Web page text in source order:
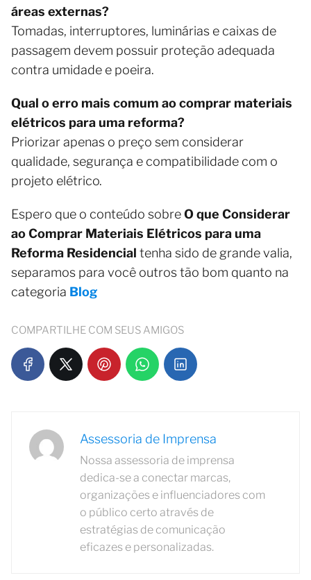
áreas externas?
Tomadas, interruptores, luminárias e caixas de
passagem devem possuir proteção adequada
contra umidade e poeira.
Qual o erro mais comum ao comprar materiais
elétricos para uma reforma?
Priorizar apenas o preço sem considerar
qualidade, segurança e compatibilidade com o
projeto elétrico.
Espero que o conteúdo sobreO que Considerar
ao Comprar Materiais Elétricos para uma
Reforma Residencial tenha sido de grande valia,
separamos para você outros tão bom quanto na
categoria Blog
COMPARTILHE COM SEUS AMIGOS
Assessoria de Imprensa
Nossa assessoria de imprensa
dedica-se a conectar marcas,
organizações e influenciadores com
o público certo através de
estratégias de comunicação
eficazes e personalizadas.